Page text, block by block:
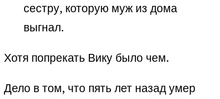
сестру, которую муж из дома
выгнал.
Хотя попрекать Вику было чем.
Дело в том, что пять лет назад умер